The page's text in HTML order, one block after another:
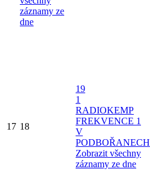
záznamy ze
dne
17 18
19
1
RADIOKEMP
FREKVENCE 1
V
PODBOŘANECH
Zobrazit všechny
záznamy ze dne